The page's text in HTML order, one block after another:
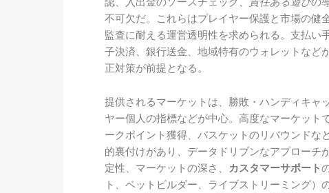
不可欠だ。これらはプレイヤー保護と市場の健
監査に耐える運営透明性を求められる。支払い
子決済、銀行送金、地域特有のウォレットなど
正対策が前提となる。
提供されるマーケットは、勝敗・ハンディキャ
ヤー個人の指標などが中心。高度なマーケット
ークポイント獲得、バスケットのリバウンドな
的裏付けがあり、データドリブンなアプローチ
定性、マーケットの深さ、
カスタマーサポート
ト、ベットビルダー、ライブストリーミング